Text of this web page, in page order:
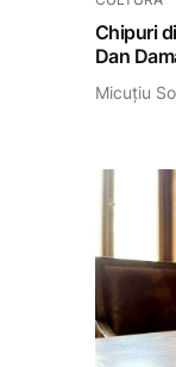
Chipuri
Dan
Micuțiu